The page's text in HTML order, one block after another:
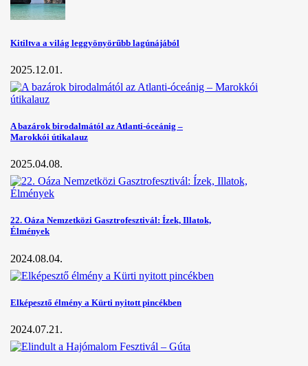
Kitiltva a világ leggyönyörűbb lagúnájából
2025.12.01.
A bazárok birodalmától az Atlanti-óceánig –
Marokkói útikalauz
2025.04.08.
22. Oáza Nemzetközi Gasztrofesztivál: Ízek, Illatok,
Élmények
2024.08.04.
Elképesztő élmény a Kürti nyitott pincékben
2024.07.21.